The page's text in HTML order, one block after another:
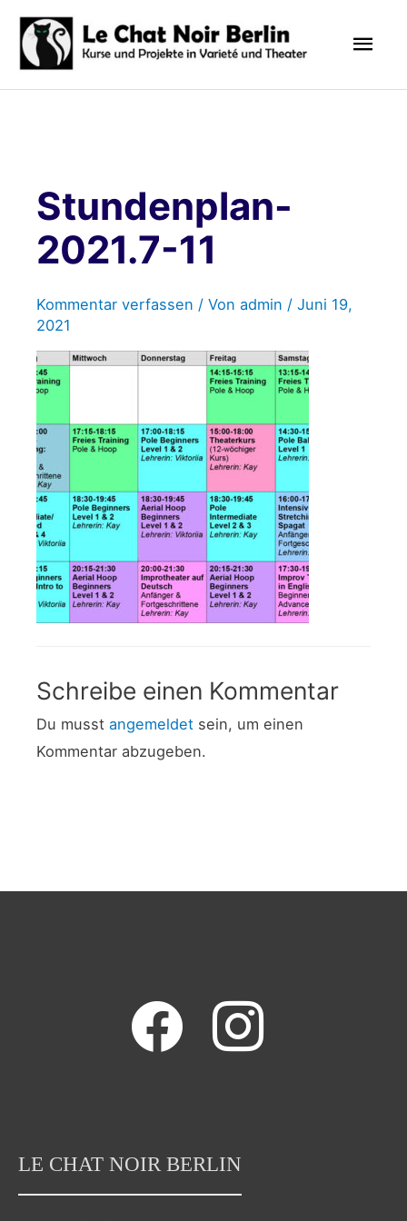
Zum
Inhalt
springen
Stundenplan-
2021.7-11
Kommentar verfassen / Vonadmin /Juni 19,
2021
Schreibe einen Kommentar
Du musstangemeldet sein, um einen
Kommentar abzugeben.
facebook instagram
LE CHAT NOIR BERLIN